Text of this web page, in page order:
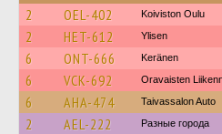
2 OEL-402 Koiviston Oulu
2 HET-612 Ylisen
6 ONT-666 Keränen
6 VCK-692 Oravaisten
6 AHA-474 Taivassalon Auto
2 AEL-222 Разные города